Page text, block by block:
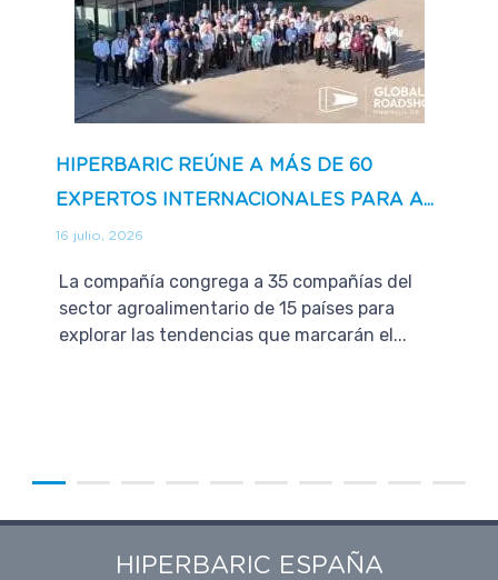
HIPERBARIC REÚNE A MÁS DE 60
EXPERTOS INTERNACIONALES PARA A...
16 julio, 2026
La compañía congrega a 35 compañías del
sector agroalimentario de 15 países para
explorar las tendencias que marcarán el...
HIPERBARIC ESPAÑA